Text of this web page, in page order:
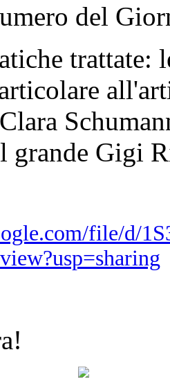
del
trattate:
grande Gigi
file/d/